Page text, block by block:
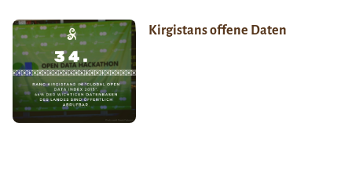
Kirgistans offene Daten